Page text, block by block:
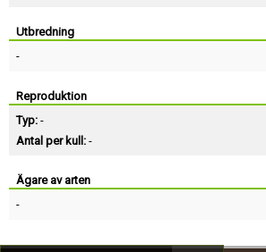
Utbredning
-
Reproduktion
Typ: -
Antal per kull: -
Ägare av arten
-